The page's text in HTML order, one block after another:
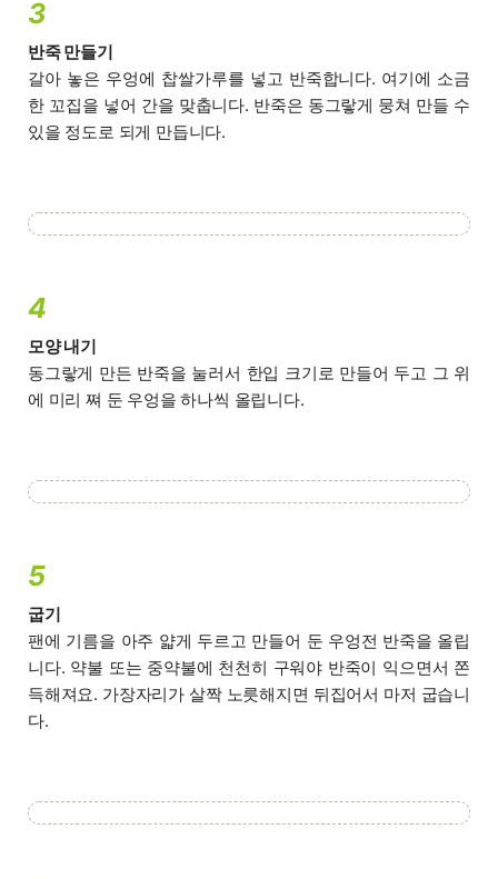
3
반죽 만들기
갈아 놓은 우엉에 찹쌀가루를 넣고 반죽합니다. 여기에 소금
한 꼬집을 넣어 간을 맞춥니다. 반죽은 동그랗게 뭉쳐 만들 수
있을 정도로 되게 만듭니다.
4
모양 내기
동그랗게 만든 반죽을 눌러서 한입 크기로 만들어 두고 그 위
에 미리 쪄 둔 우엉을 하나씩 올립니다.
5
굽기
팬에 기름을 아주 얇게 두르고 만들어 둔 우엉전 반죽을 올립
니다. 약불 또는 중약불에 천천히 구워야 반죽이 익으면서 쫀
득해져요. 가장자리가 살짝 노릇해지면 뒤집어서 마저 굽습니
다.